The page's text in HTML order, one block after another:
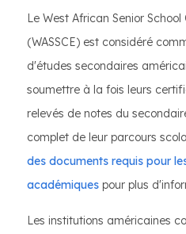
Le West African Senior
(WASSCE) est considéré
d'études secondaires
soumettre à la fois leurs
relevés de notes du
complet de leur parcours
des documents requis pour
académiques pour plus
Les institutions américaines